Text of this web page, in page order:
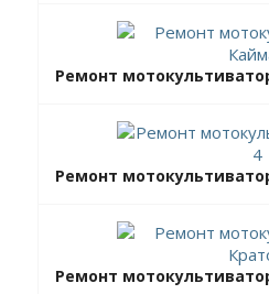
Ремонт
Ремонт
Ремонт